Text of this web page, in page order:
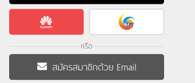
หรือ
สมัครสมาชิกด้วย Email